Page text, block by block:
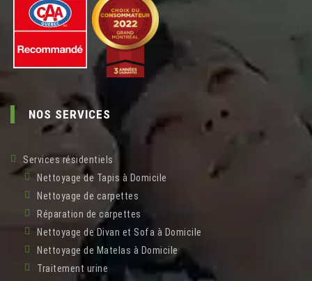
NOS SERVICES
Services résidentiels
Nettoyage de Tapis à Domicile
Nettoyage de carpettes
Réparation de carpettes
Nettoyage de Divan et Sofa à Domicile
Nettoyage de Matelas à Domicile
Traitement urine